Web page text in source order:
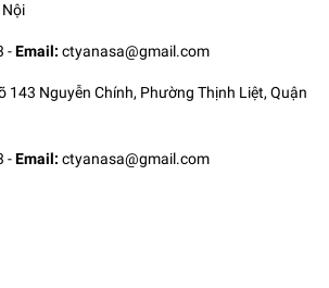
-Email: ctyanasa@gmail.com
143 Nguyễn Chính, Phường Thịnh Liệt, Quận
-Email: ctyanasa@gmail.com